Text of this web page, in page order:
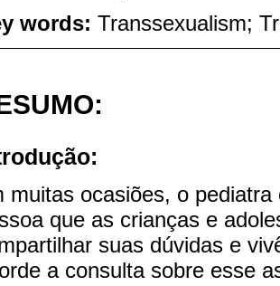
words: Transsexualism;
muitas ocasiões, o
que as crianças e
suas dúvidas e
a consulta sobre esse